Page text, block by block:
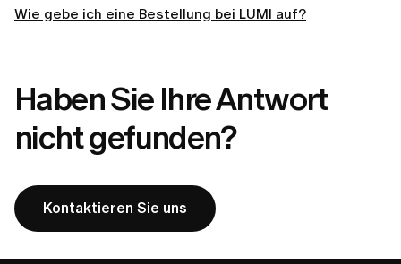
Wie gebe ich eine Bestellung bei LUMI auf?
Haben Sie Ihre Antwort
nicht gefunden?
Kontaktieren Sie uns